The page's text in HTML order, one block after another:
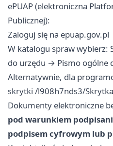
ePUAP (elektroniczna
Publicznej):
Zaloguj się na epuap.gov.pl
W katalogu spraw wybierz:
do urzędu → Pismo ogólne
Alternatywnie, dla
skrytki /l908h7nds3/
Dokumenty elektroniczne
pod warunkiem
podpisem cyfrowym lub